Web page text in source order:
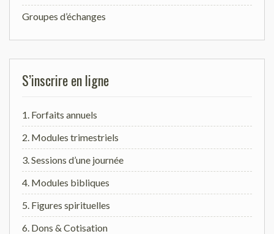
Groupes d’échanges
S’inscrire en ligne
1. Forfaits annuels
2. Modules trimestriels
3. Sessions d’une journée
4. Modules bibliques
5. Figures spirituelles
6. Dons & Cotisation